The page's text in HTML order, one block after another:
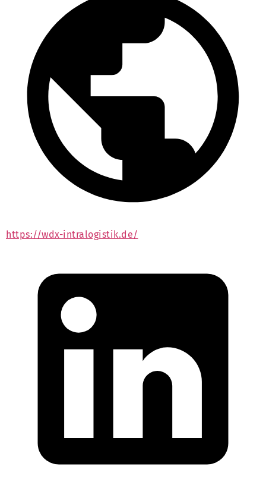
https://wdx-intralogistik.de/